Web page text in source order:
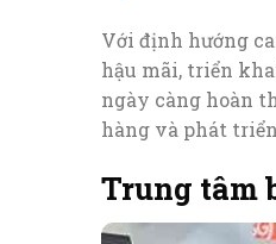
Với định hướng
hậu mãi, triển
ngày càng hoàn
hàng và phát
Trung tâm